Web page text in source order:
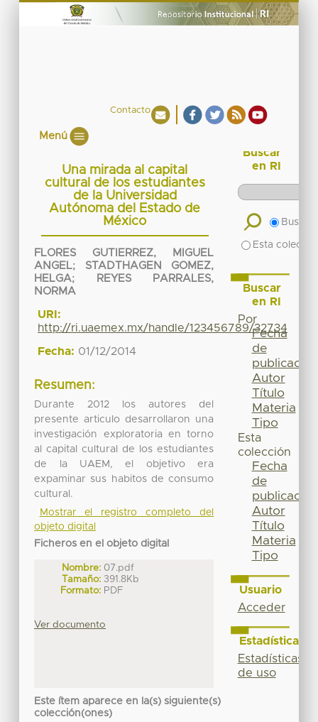
Contacto
Menú
Una mirada al capital
cultural de los estudiantes
de la Universidad
Autónoma del Estado de
México
FLORES GUTIERREZ, MIGUEL
ANGEL; STADTHAGEN GOMEZ,
HELGA;
REYES PARRALES,
NORMA
URI:
http://ri.uaemex.mx/handle/123456789/32734
Fecha: 01/12/2014
Resumen:
Durante 2012 los autores del
presente articulo desarrollaron una
investigación exploratoria en torno
al capital cultural de los estudiantes
de la UAEM, el objetivo era
expaminar sus habitos de consumo
cultural.
Mostrar el registro completo del
objeto digital
Ficheros en el objeto digital
Nombre: 07.pdf
Tamaño: 391.8Kb
Formato: PDF
Ver documento
Este ítem aparece en la(s) siguiente(s)
colección(ones)
Buscar
en RI
Buscar
Esta
Buscar
en RI
Por
Fecha
de
publicación
Autor
Título
Materia
Tipo
Esta
colección
Fecha
de
publicación
Autor
Título
Materia
Tipo
Usuario
Acceder
Estadísticas
Estadísticas
de uso